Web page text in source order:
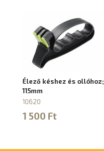
Élező késhez és ollóhoz;
115mm
10620
1 500 Ft